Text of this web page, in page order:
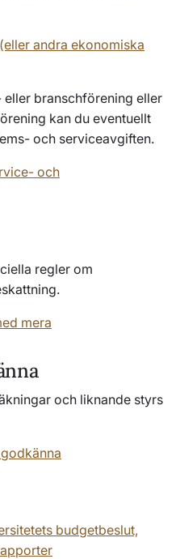
andra ekonomiska
eller branschförening eller
kan du eventuellt
och serviceavgiften.
och
regler om
mera
och liknande styrs
budgetbeslut,